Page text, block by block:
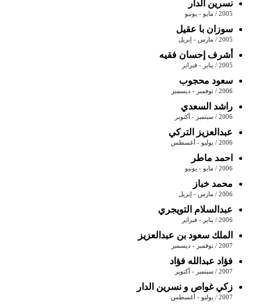
نسرين الدار
2005 / مايو - يونيو
سوزان با عقيل
2005 / مارس - إبريل
أشرف إحسان فقيه
2005 / يناير - فبراير
سعود محجوب
2006 / نوفمبر - ديسمبر
راشد السعدي
2006 / سبتمبر - أكتوبر
عبدالعزيز التركي
2006 / يوليو - أغسطس
احمد ماطر
2006 / مايو - يونيو
محمد خباز
2006 / مارس - إبريل
عبدالسلام التويجري
2006 / يناير - فبراير
الملك سعود بن عبدالعزيز
2007 / نوفمبر - ديسمبر
فؤاد عبدالله فؤاد
2007 / سبتمبر - أكتوبر
زكي غواص و نسرين الدار
2007 / يوليو - أغسطس